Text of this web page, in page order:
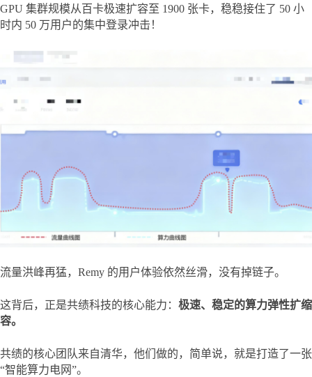
GPU 集群规模从百卡极速扩容至 1900 张卡，稳稳接住了 50 小
时内 50 万用户的集中登录冲击！
流量洪峰再猛，Remy 的用户体验依然丝滑，没有掉链子。
这背后，正是共绩科技的核心能力： 极速、稳定的算力弹性扩缩
容。
共绩的核心团队来自清华，他们做的，简单说，就是打造了一张
“智能算力电网”。